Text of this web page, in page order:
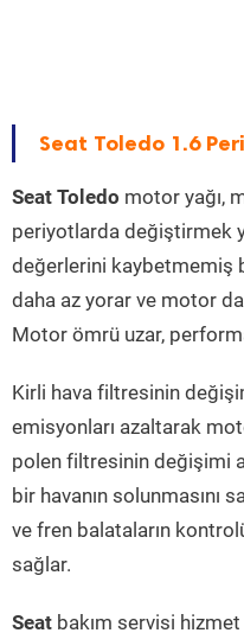
Seat Toledo 1.6
Seat Toledo motor yağı,
periyotlarda değiştirmek
değerlerini kaybetmemiş
daha az yorar ve motor
Motor ömrü uzar,
Kirli hava filtresinin
emisyonları azaltarak
polen filtresinin değişimi
bir havanın solunmasını
ve fren balataların
sağlar.
Seat bakım servisi